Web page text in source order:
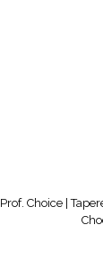
Prof. Choice |